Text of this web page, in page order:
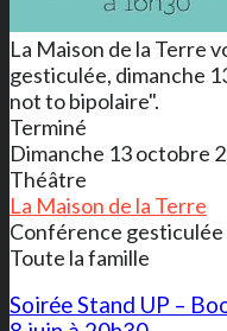
La Maison de la Terre
gesticulée, dimanche
not to bipolaire".
Terminé
Dimanche 13 octobre
Théâtre
La Maison de la Terre
Conférence gesticulée
Toute la famille
Soirée Stand UP –